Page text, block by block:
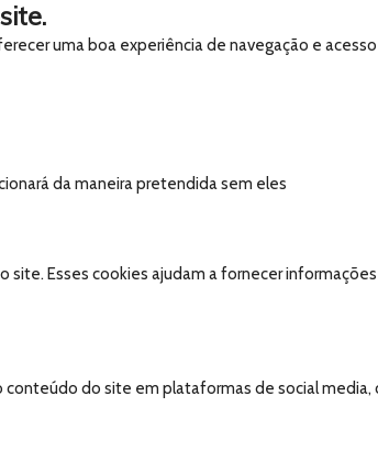
uma boa experiência de navegação e
da maneira pretendida sem eles
Esses cookies ajudam a fornecer
do site em plataformas de social